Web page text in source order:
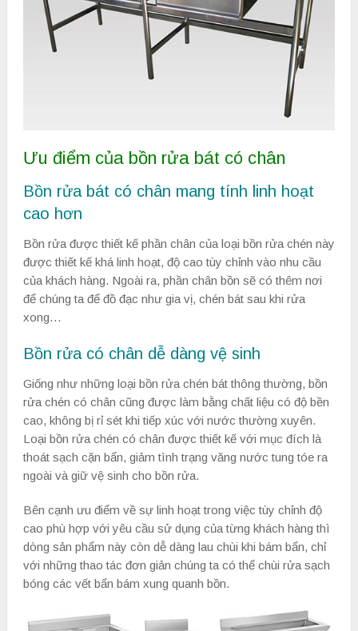
Ưu điểm của bồn rửa bát có chân
Bồn rửa bát có chân mang tính linh hoạt
cao hơn
Bồn rửa được thiết kế phần chân của loại bồn rửa chén này
được thiết kế khá linh hoạt, độ cao tùy chỉnh vào nhu cầu
của khách hàng. Ngoài ra, phần chân bồn sẽ có thêm nơi
để chúng ta để đồ đạc như gia vị, chén bát sau khi rửa
xong…
Bồn rửa có chân dễ dàng vệ sinh
Giống như những loại bồn rửa chén bát thông thường, bồn
rửa chén có chân cũng được làm bằng chất liệu có độ bền
cao, không bị rỉ sét khi tiếp xúc với nước thường xuyên.
Loại bồn rửa chén có chân được thiết kế với mục đích là
thoát sạch cặn bẩn, giảm tình trạng văng nước tung tóe ra
ngoài và giữ vệ sinh cho bồn rửa.
Bên cạnh ưu điểm về sự linh hoạt trong việc tùy chỉnh độ
cao phù hợp với yêu cầu sử dụng của từng khách hàng thì
dòng sản phẩm này còn dễ dàng lau chùi khi bám bẩn, chỉ
với những thao tác đơn giản chúng ta có thể chùi rửa sạch
bóng các vết bẩn bám xung quanh bồn.